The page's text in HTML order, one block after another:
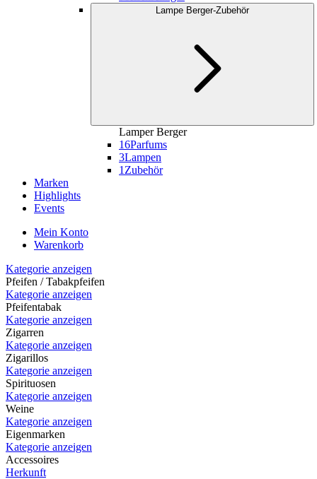
Lampe Berger-Zubehör
Lamper Berger
16Parfums
3Lampen
1 Zubehör
Marken
Highlights
Events
Mein Konto
Warenkorb
Kategorie anzeigen
Pfeifen / Tabakpfeifen
Kategorie anzeigen
Pfeifentabak
Kategorie anzeigen
Zigarren
Kategorie anzeigen
Zigarillos
Kategorie anzeigen
Spirituosen
Kategorie anzeigen
Weine
Kategorie anzeigen
Eigenmarken
Kategorie anzeigen
Accessoires
Herkunft